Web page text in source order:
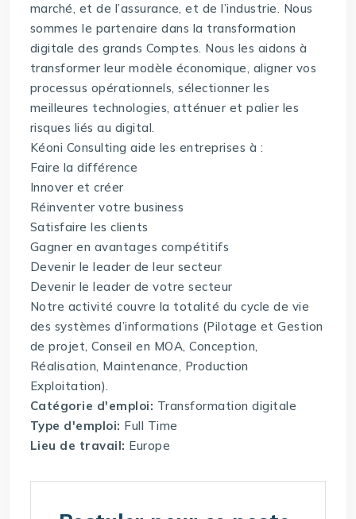
marché, et de l’assurance, et de l’industrie. Nous
sommes le partenaire dans la transformation
digitale des grands Comptes. Nous les aidons à
transformer leur modèle économique, aligner vos
processus opérationnels, sélectionner les
meilleures technologies, atténuer et palier les
risques liés au digital.
Kéoni Consulting aide les entreprises à :
Faire la différence
Innover et créer
Réinventer votre business
Satisfaire les clients
Gagner en avantages compétitifs
Devenir le leader de leur secteur
Devenir le leader de votre secteur
Notre activité couvre la totalité du cycle de vie
des systèmes d’informations (Pilotage et Gestion
de projet, Conseil en MOA, Conception,
Réalisation, Maintenance, Production
Exploitation).
Catégorie d'emploi: Transformation digitale
Type d'emploi: Full Time
Lieu de travail: Europe